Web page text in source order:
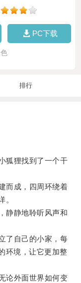
PC下载
排行
狸找到了一个干
成，四周环绕着
。
静地聆听风声和
自己的小家，每
环境，让它更加整
外面世界如何变